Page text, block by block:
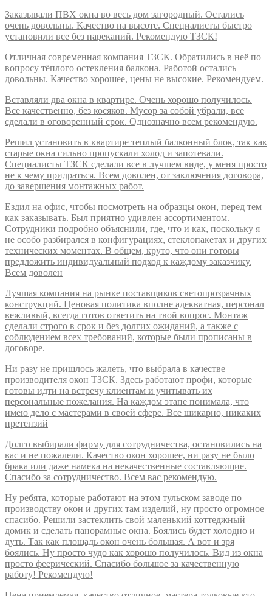
Заказывали ПВХ окна во весь дом загородный. Остались
очень довольны. Качество на высоте. Специалисты быстро
установили все без нареканий. Рекомендую ТЗСК!
Отличная современная компания ТЗСК. Обратились в неё по
вопросу тёплого остекления балкона. Работой остались
довольны. Качество хорошее, цены не высокие. Рекомендуем.
Вставляли два окна в квартире. Очень хорошо получилось.
Все качественно, без косяков. Мусор за собой убрали, все
сделали в оговоренный срок. Однозначно всем рекомендую.
Решил установить в квартире теплый балконный блок, так как
старые окна сильно пропускали холод и запотевали.
Специалисты ТЗСК сделали все в лучшем виде, у меня просто
не к чему придраться. Всем доволен, от заключения договора,
до завершения монтажных работ.
Ездил на офис, чтобы посмотреть на образцы окон, перед тем
как заказывать. Был приятно удивлен ассортиментом.
Сотрудники подробно объяснили, где, что и как, поскольку я
не особо разбирался в конфигурациях, стеклопакетах и других
технических моментах. В общем, круто, что они готовы
предложить индивидуальный подход к каждому заказчику.
Всем доволен
Лучшая компания на рынке поставщиков светопрозрачных
конструкций. Ценовая политика вполне адекватная, персонал
вежливый, всегда готов ответить на твой вопрос. Монтаж
сделали строго в срок и без долгих ожиданий, а также с
соблюдением всех требований, которые были прописаны в
договоре.
Ни разу не пришлось жалеть, что выбрала в качестве
производителя окон ТЗСК. Здесь работают профи, которые
готовы идти на встречу клиентам и учитывать их
персональные пожелания. На каждом этапе понимала, что
имею дело с мастерами в своей сфере. Все шикарно, никаких
претензий
Долго выбирали фирму для сотрудничества, остановились на
вас и не пожалели. Качество окон хорошее, ни разу не было
брака или даже намека на некачественные составляющие.
Спасибо за сотрудничество. Всем вас рекомендую.
Ну ребята, которые работают на этом тульском заводе по
производству окон и других там изделий, ну просто огромное
спасибо. Решили застеклить свой маленький коттеджный
домик и сделать панорамные окна. Боялись будет холодно и
дуть. Так как площадь окон очень большая. А вот и зря
боялись. Ну просто чудо как хорошо получилось. Вид из окна
просто феерический. Спасибо большое за качественную
работу! Рекомендую!